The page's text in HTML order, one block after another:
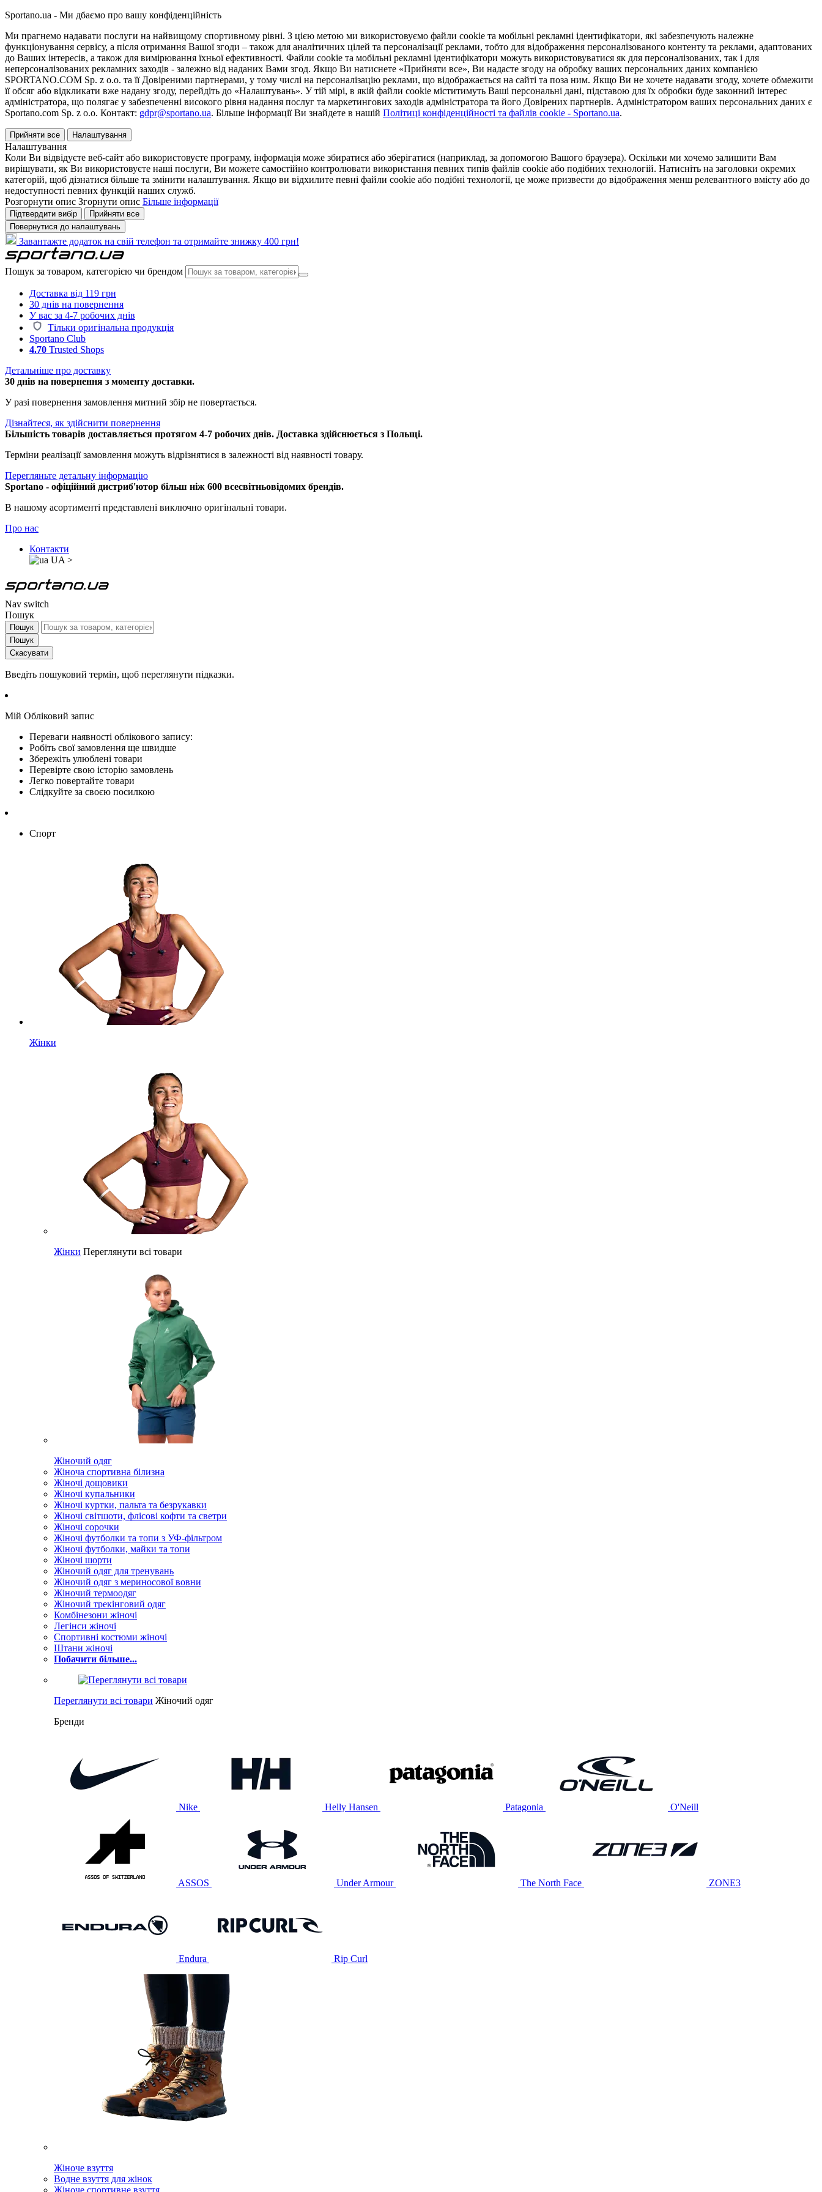
Sportano.ua - Ми дбаємо про вашу конфіденційність
Ми прагнемо надавати послуги на найвищому спортивному рівні. З цією метою ми використовуємо файли cookie та мобільні рекламні ідентифікатори, які забезпечують належне
функціонування сервісу, а після отримання Вашої згоди – також для аналітичних цілей та персоналізації реклами, тобто для відображення персоналізованого контенту та реклами, адаптованих
до Ваших інтересів, а також для вимірювання їхньої ефективності. Файли cookie та мобільні рекламні ідентифікатори можуть використовуватися як для персоналізованих, так і для
неперсоналізованих рекламних заходів - залежно від наданих Вами згод. Якщо Ви натиснете «Прийняти все», Ви надасте згоду на обробку ваших персональних даних компанією
SPORTANO.COM Sp. z o.o. та її Довіреними партнерами, у тому числі на персоналізацію реклами, що відображається на сайті та поза ним. Якщо Ви не хочете надавати згоду, хочете обмежити
її обсяг або відкликати вже надану згоду, перейдіть до «Налаштувань». У тій мірі, в якій файли cookie міститимуть Ваші персональні дані, підставою для їх обробки буде законний інтерес
адміністратора, що полягає у забезпеченні високого рівня надання послуг та маркетингових заходів адміністратора та його Довірених партнерів. Адміністратором ваших персональних даних є
Sportano.com Sp. z o.o. Контакт: gdpr@sportano.ua. Більше інформації Ви знайдете в нашій Політиці конфіденційності та файлів cookie - Sportano.ua.
Прийняти все Налаштування
Налаштування
Коли Ви відвідуєте веб-сайт або використовуєте програму, інформація може збиратися або зберігатися (наприклад, за допомогою Вашого браузера). Оскільки ми хочемо залишити Вам
вирішувати, як Ви використовуєте наші послуги, Ви можете самостійно контролювати використання певних типів файлів cookie або подібних технологій. Натисніть на заголовки окремих
категорій, щоб дізнатися більше та змінити налаштування. Якщо ви відхилите певні файли cookie або подібні технології, це може призвести до відображення менш релевантного вмісту або до
недоступності певних функцій наших служб.
Розгорнути опис Згорнути опис Більше інформації
Підтвердити вибір
Прийняти все
Повернутися до налаштувань
Завантажте додаток на свій телефон та отримайте знижку 400 грн!
Пошук за товаром, категорією чи брендом
Доставка від 119 грн
30 днів на повернення
У вас за 4-7 робочих днів
Тільки оригінальна продукція
Sportano Club
4.70 Trusted Shops
Детальніше про доставку
30 днів на повернення з моменту доставки.
У разі повернення замовлення митний збір не повертається.
Дізнайтеся, як здійснити повернення
Більшість товарів доставляється протягом 4-7 робочих днів. Доставка здійснюється з Польщі.
Терміни реалізації замовлення можуть відрізнятися в залежності від наявності товару.
Перегляньте детальну інформацію
Sportano - офіційний дистриб'ютор більш ніж 600 всесвітньовідомих брендів.
В нашому асортименті представлені виключно оригінальні товари.
Про нас
Контакти
UA >
Nav switch
Пошук
Пошук
Пошук
Скасувати
Введіть пошуковий термін, щоб переглянути підказки.
Мій Обліковий запис
Переваги наявності облікового запису:
Робіть свої замовлення ще швидше
Збережіть улюблені товари
Перевірте свою історію замовлень
Легко повертайте товари
Слідкуйте за своєю посилкою
Спорт
Жінки
Жінки Переглянути всі товари
Жіночий одяг
Жіноча спортивна білизна
Жіночі дощовики
Жіночі купальники
Жіночі куртки, пальта та безрукавки
Жіночі світшоти, флісові кофти та светри
Жіночі сорочки
Жіночі футболки та топи з УФ-фільтром
Жіночі футболки, майки та топи
Жіночі шорти
Жіночий одяг для тренувань
Жіночий одяг з мериносової вовни
Жіночий термоодяг
Жіночий трекінговий одяг
Комбінезони жіночі
Легінси жіночі
Спортивні костюми жіночі
Штани жіночі
Побачити більше...
Переглянути всі товари Жіночий одяг
Бренди
Nike Helly Hansen Patagonia O'Neill
ASSOS Under Armour The North Face ZONE3
Endura Rip Curl
Жіноче взуття
Водне взуття для жінок
Жіноче спортивне взуття